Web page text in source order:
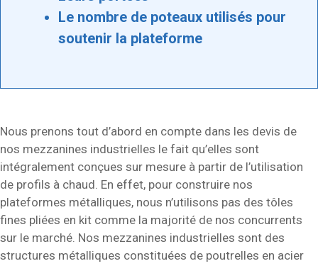
Le nombre de poteaux utilisés pour
soutenir la plateforme
Nous prenons tout d’abord en compte dans les devis de
nos mezzanines industrielles le fait qu’elles sont
intégralement conçues sur mesure à partir de l’utilisation
de profils à chaud. En effet, pour construire nos
plateformes métalliques, nous n’utilisons pas des tôles
fines pliées en kit comme la majorité de nos concurrents
sur le marché. Nos mezzanines industrielles sont des
structures métalliques constituées de poutrelles en acier